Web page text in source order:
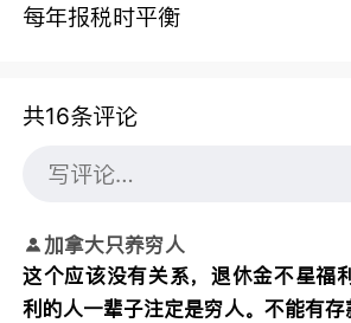
每年报税时平衡
共16条评论
加拿大只养穷人
这个应该没有关系，退休金不星福
利的人一辈子注定是穷人。不能有存